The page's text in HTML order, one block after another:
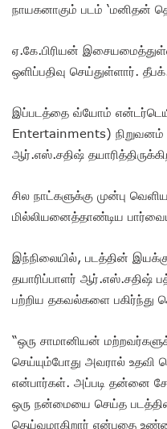
நாயகனாகும் படம் ‘மனிதன்
ஏ.கே.பிரியன்
ஒளிப்பதிவு செய்துள்ளார்.
இப்படத்தை வ்யோம்
Entertainments) நிறுவனம்
ஆர்.எஸ்.சதிஷ்
சில நாட்களுக்கு முன்பு
மில்லியனைத்தாண்டிய
இந்நிலையில், படத்தின்
தயாரிப்பாளர் ஆர்.எஸ்.சதிஷ்
பற்றிய தகவல்களை
“ஒரு சாமானியன்
செய்யும்போது அவரால்
என்பார்கள். அப்படி தன்னை
ஒரு நன்மையை செய்த
தெய்வமாகிறார் என்பதை